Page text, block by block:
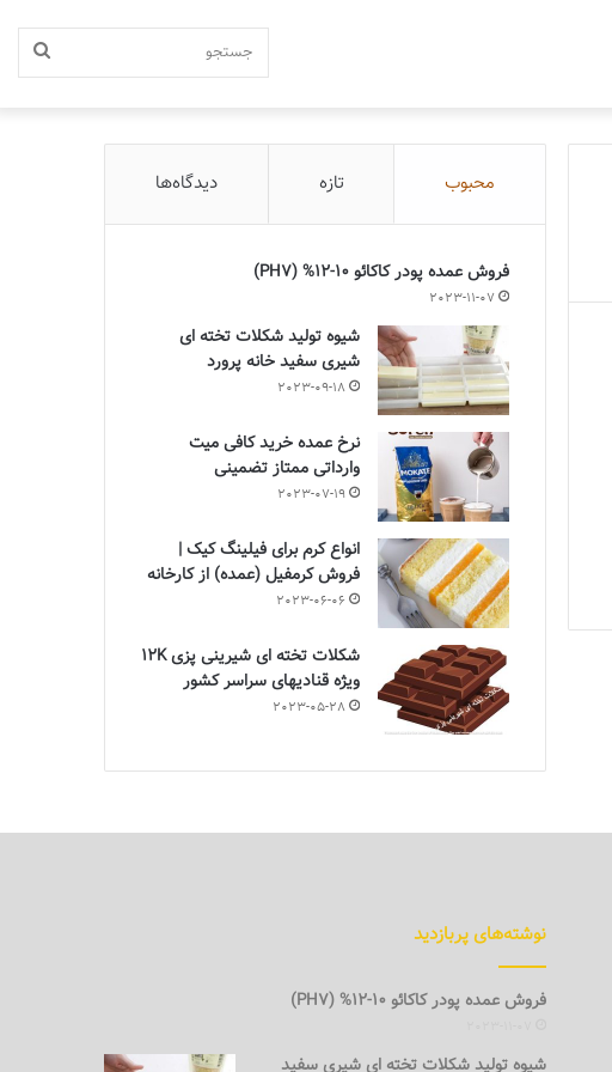
محبوب تازه دیدگاه‌ها
فروش عمده پودر کاکائو 10-12% (PH7)
2023-11-07
شیوه تولید شکلات تخته ای
شیری سفید خانه پرورد
2023-09-18
نرخ عمده خرید کافی میت
وارداتی ممتاز تضمینی
2023-07-19
انواع کرم برای فیلینگ کیک |
فروش کرمفیل (عمده) از کارخانه
2023-06-06
شکلات تخته ای شیرینی پزی 12K
ویژه قنادیهای سراسر کشور
2023-05-28
نوشته‌های پربازدید
فروش عمده پودر کاکائو 10-12% (PH7)
شیوه تولید شکلات تخته ای شیری سفید